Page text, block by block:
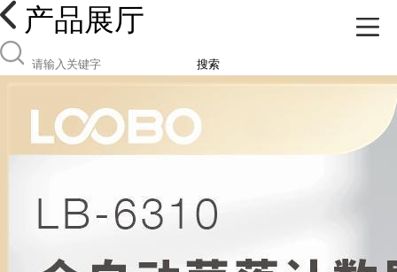
产品展厅
搜索